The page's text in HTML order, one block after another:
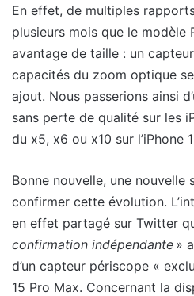
En effet, de multiples
plusieurs mois que le modèle
avantage de taille : un
capacités du zoom optique
ajout. Nous passerions ainsi
sans perte de qualité sur les
du x5, x6 ou x10 sur l’iPhone
Bonne nouvelle, une nouvelle
confirmer cette évolution.
en effet partagé sur Twitter
confirmation indépendante »
d’un capteur périscope «
15 Pro Max. Concernant la